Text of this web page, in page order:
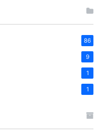
86
9
1
1